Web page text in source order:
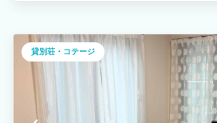
貸別荘・コテージ